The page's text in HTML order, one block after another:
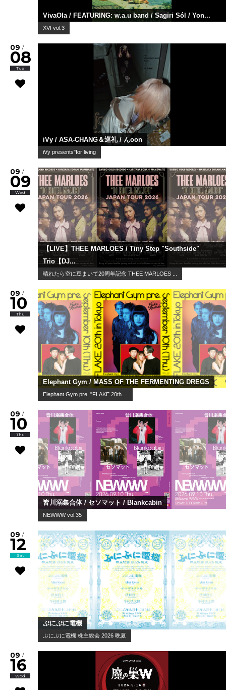
VivaOla / FEATURING: w.a.u band / Sagiri Sól / Yon...
XVI vol.3
09 /
08
Tue
iVy / ASA-CHANG＆巡礼 / んoon
iVy presents"for living
09 /
09
Wed
【LIVE】THEE MARLOES / Tiny Step "Southside"
Trio【DJ...
晴れたら空に豆まいて20周年記念 THEE MARLOES ...
09 /
10
Thu
Elephant Gym / MASS OF THE FERMENTING DREGS
Elephant Gym pre. "FLAKE 20th ...
09 /
10
Thu
皆川溺集合体 / セソマット / Blankcabin
NEWWW vol.35
09 /
12
Sat
ぷにぷに電機
ぷにぷに電機 株主総会 2026 晩夏
09 /
16
Wed